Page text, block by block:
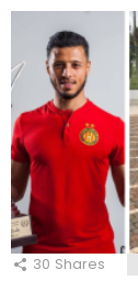
30 Shares